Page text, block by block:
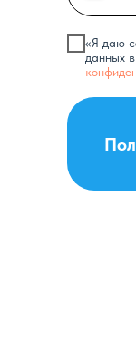
«Я даю
данных